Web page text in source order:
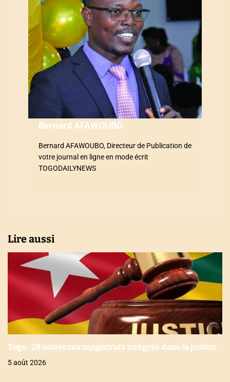
Bernard AFAWOUBO
Bernard AFAWOUBO, Directeur de Publication de
votre journal en ligne en mode écrit
TOGODAILYNEWS
Lire aussi
Togo : 28 nouveaux magistrats intégrés dans la justice
5 août 2026